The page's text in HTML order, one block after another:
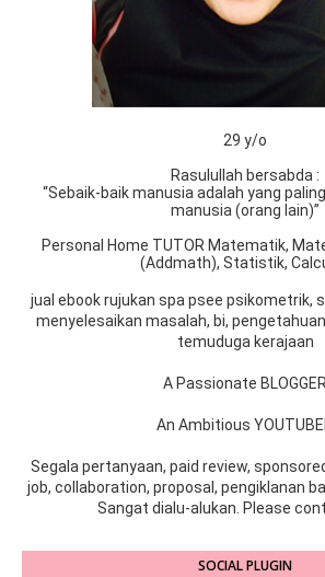
29 y/o
Rasulullah bersabda :
“Sebaik-baik manusia adalah yang
manusia (orang lain)”
Personal Home TUTOR Matematik,
(Addmath), Statistik,
jual ebook rujukan spa psee psikometrik,
menyelesaikan masalah, bi,
temuduga kerajaan
A Passionate
An Ambitious
Segala pertanyaan, paid review,
job, collaboration, proposal, pengiklanan
Sangat dialu-alukan. Please
SOCIAL PLUGIN